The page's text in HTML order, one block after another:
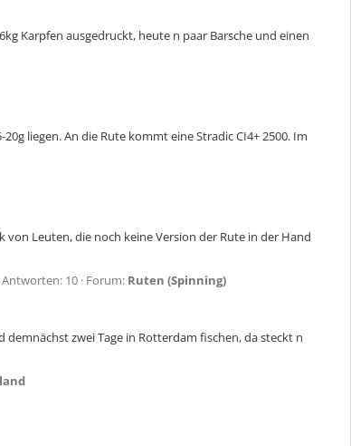
Karpfen ausgedruckt, heute n paar Barsche und einen
liegen. An die Rute kommt eine Stradic CI4+ 2500. Im
Leuten, die noch keine Version der Rute in der Hand
Antworten: 10 Forum: Ruten (Spinning)
zwei Tage in Rotterdam fischen, da steckt n